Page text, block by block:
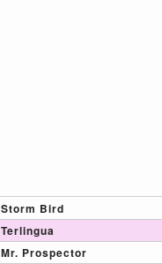
Storm Bird
Terlingua
Mr. Prospector